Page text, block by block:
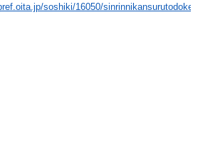
soshiki/16050/